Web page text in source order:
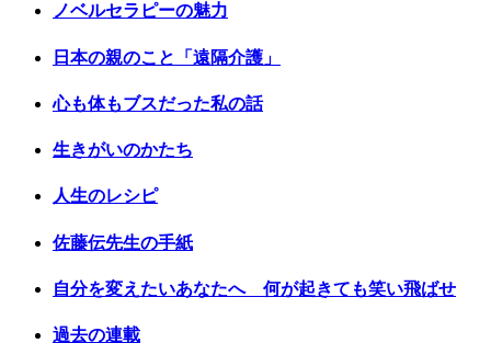
ノベルセラピーの魅力
日本の親のこと「遠隔介護」
心も体もブスだった私の話
生きがいのかたち
人生のレシピ
佐藤伝先生の手紙
自分を変えたいあなたへ 何が起きても笑い飛ばせ
過去の連載